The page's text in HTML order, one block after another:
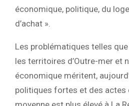
économique, politique, du
d’achat ».
Les problématiques telles
les territoires d’Outre-mer et
économique méritent,
politiques fortes et des actes